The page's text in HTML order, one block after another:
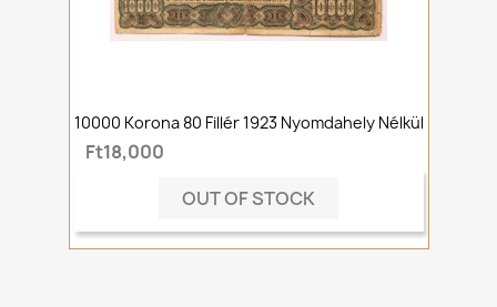
10000 Korona 80 Fillér 1923 Nyomdahely Nélkül
Ft18,000
OUT OF STOCK